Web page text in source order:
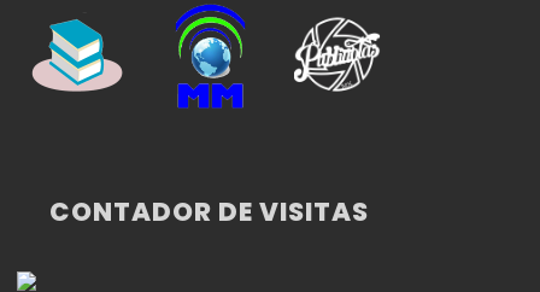
CONTADOR DE VISITAS